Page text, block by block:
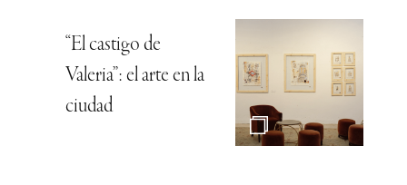
“El castigo de
Valeria”: el arte en la
ciudad